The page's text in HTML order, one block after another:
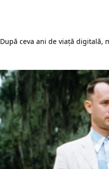
După ceva ani de viață digitală,